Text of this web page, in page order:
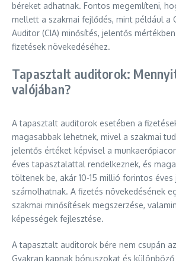
béreket adhatnak. Fontos megemlíteni,
mellett a szakmai fejlődés, mint például a
Auditor (CIA) minősítés, jelentős
fizetések növekedéséhez.
Tapasztalt auditorok:
valójában?
A tapasztalt auditorok esetében a
magasabbak lehetnek, mivel a szakmai
jelentős értéket képvisel a
éves tapasztalattal rendelkeznek, és
töltenek be, akár 10-15 millió forintos
számolhatnak. A fizetés növekedésének
szakmai minősítések megszerzése,
képességek fejlesztése.
A tapasztalt auditorok bére nem csupán
Gyakran kapnak bónuszokat és